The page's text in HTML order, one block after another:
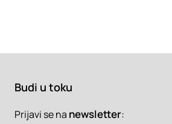
Budi u toku
Prijavi se na newsletter: